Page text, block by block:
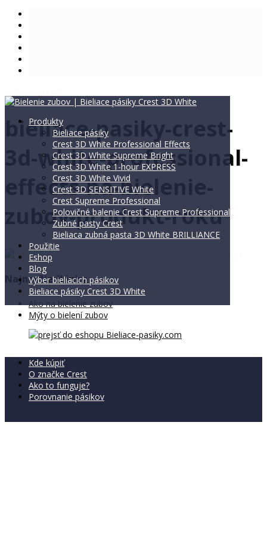
Produkty
Bieliace pásiky
Crest 3D White Professional Effects
Crest 3D White Supreme Bright
Crest 3D White 1-hour EXPRESS
Crest 3D White Vivid
Crest 3D SENSITIVE White
Crest Supreme Professional
Polovičné balenie Crest Supreme Professional
Zubné pasty Crest
Bieliaca zubná pasta 3D White BRILLIANCE
Použitie
Eshop
Blog
Výber bieliacich pásikov
Bieliace pásiky Crest 3D White
bieliace-pasiky-crest-
3d-white-professional-
effects-na-bielenie-
zubov-produkt-roku
Najnovšie články
Ako na bielenie zubov
Mýty o bielení zubov
Kde kúpiť
O značke Crest
Ako to funguje?
Porovnanie pásikov